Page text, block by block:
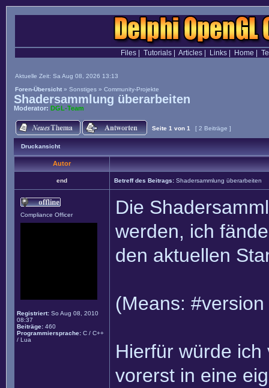
Files| Tutorials| Articles| Links| Home
Aktuelle Zeit: Sa Aug 08, 2026 13:13
Foren-Übersicht » Sonstiges » Community-Projekte
Shadersammlung überarbeiten
Moderator: DGL-Team
Seite 1 von 1 [ 2 Beiträge ]
Druckansicht
Autor
end Betreff des Beitrags: Shadersammlung überarbeiten
Compliance Officer
Registriert: So Aug 08, 2010
08:37
Beiträge: 460
Programmiersprache: C / C++
/ Lua
Die
werden, ich
den aktuellen
(Means:
Hierfür würde
vorerst in eine